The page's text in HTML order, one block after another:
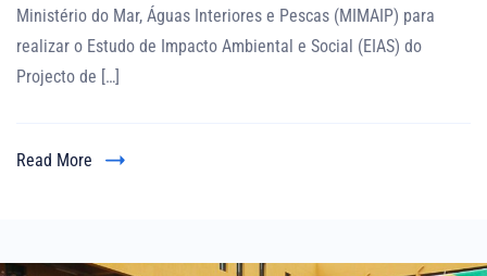
Ministério do Mar, Águas Interiores e Pescas (MIMAIP) para
realizar o Estudo de Impacto Ambiental e Social (EIAS) do
Projecto de […]
Read More